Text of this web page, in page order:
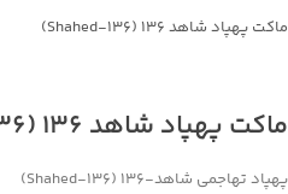
ماکت پهپاد شاهد ۱۳۶ (Shahed‑۱۳۶)
ماکت پهپاد شاهد 136 (Shahed‑136)
پهپاد تهاجمی شاهد‑۱۳۶ (Shahed‑136)